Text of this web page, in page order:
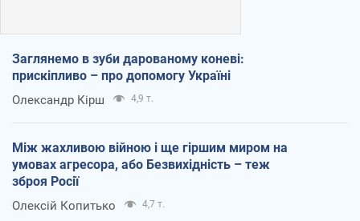
Заглянемо в зуби дарованому коневі:
прискіпливо – про допомогу Україні
Олександр Кірш 4,9 т.
Між жахливою війною і ще гіршим миром на
умовах агресора, або Безвихідність – теж
зброя Росії
Олексій Копитько 4,7 т.